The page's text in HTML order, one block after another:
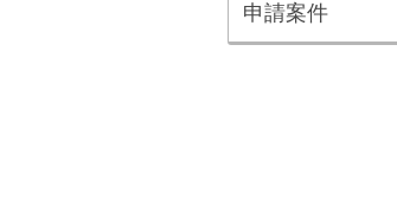
申請案件